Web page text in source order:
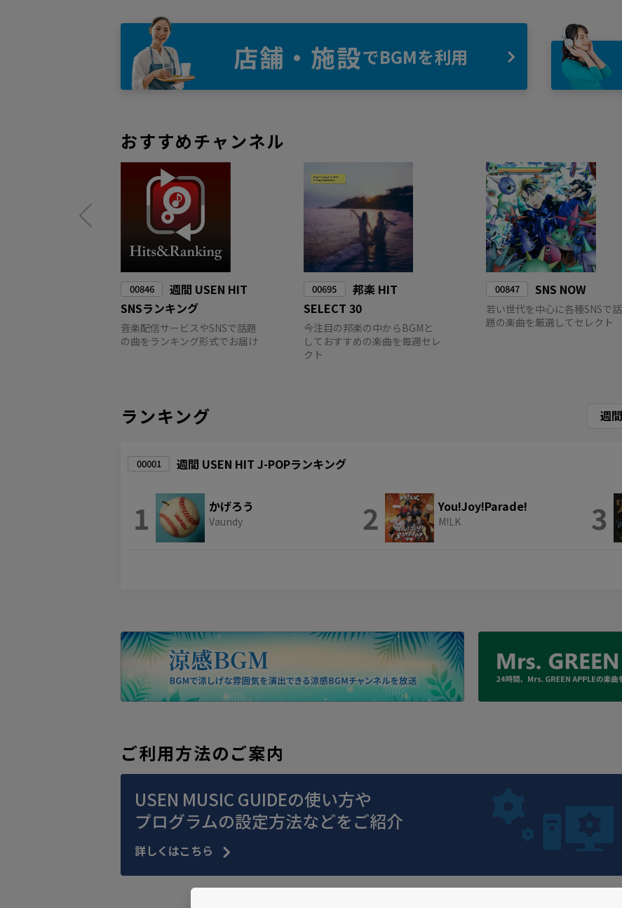
店舗・施設でBGMを利用
おすすめチャンネル
00846
週間 USEN HIT
SNSランキング
音楽配信サービスやSNSで話題
の曲をランキング形式でお届け
00695
邦楽 HIT
SELECT 30
今注目の邦楽の中からBGMと
しておすすめの楽曲を毎週セレ
クト
00847 SNS NOW
若い世代を中心に各種SNSで話
題の楽曲を厳選してセレクト
ランキング
00001 週間 USEN HIT J-POPランキング
1 かげろう
Vaundy 2 You!Joy!Parade!
M!LK 3
ご利用方法のご案内
USEN MUSIC GUIDEの使い方や
プログラムの設定方法などをご紹介
詳しくはこちら